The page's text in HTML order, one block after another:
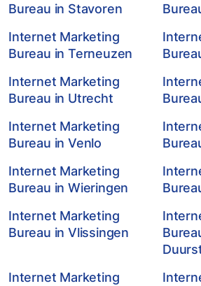
Bureau in Stavoren
Internet Marketing
Bureau in Terneuzen
Internet Marketing
Bureau in Utrecht
Internet Marketing
Bureau in Venlo
Internet Marketing
Bureau in Wieringen
Internet Marketing
Bureau in Vlissingen
Internet Marketing